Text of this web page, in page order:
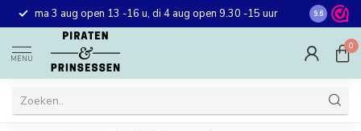
ma 3 aug open 13 -16 u, di 4 aug open 9.30 -15 uur Gratis
winkel in
9.6
MENU
0